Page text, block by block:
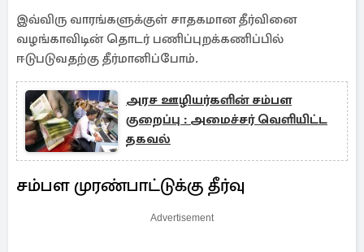
இவ்விரு வாரங்களுக்குள் சாதகமான தீர்வினை
வழங்காவிடின் தொடர் பணிப்புறக்கணிப்பில்
ஈடுபடுவதற்கு தீர்மானிப்போம்.
அரச ஊழியர்களின் சம்பள
குறைப்பு : அமைச்சர் வெளியிட்ட
தகவல்
சம்பள முரண்பாட்டுக்கு தீர்வு
Advertisement